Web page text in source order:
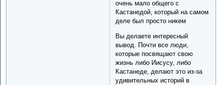
очень мало общего с
Кастанедой, который на самом
деле был просто никем
Вы делаете интересный
вывод. Почти все люди,
которые посвящают свою
жизнь либо Иисусу, либо
Кастанеде, делают это из-за
удивительных историй в